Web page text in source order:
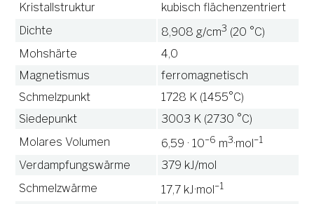
Kristallstruktur
kubisch flächenzentriert
Dichte
8,908 g/cm3 (20 °C)
Mohshärte
4,0
Magnetismus
ferromagnetisch
Schmelzpunkt
1728 K (1455°C)
Siedepunkt
3003 K (2730 °C)
Molares Volumen
6,59 · 10−6 m3·mol −1
Verdampfungswärme
379 kJ/mol
Schmelzwärme
17,7 kJ·mol −1